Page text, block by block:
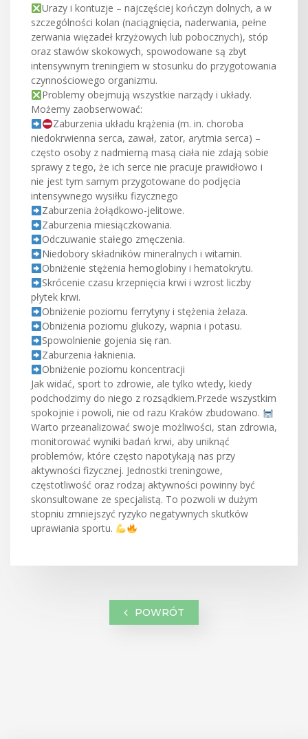
Urazy i kontuzje – najczęściej kończyn dolnych, a w
szczególności kolan (naciągnięcia, naderwania, pełne
zerwania więzadeł krzyżowych lub pobocznych), stóp
oraz stawów skokowych, spowodowane są zbyt
intensywnym treningiem w stosunku do przygotowania
czynnościowego organizmu.
Problemy obejmują wszystkie narządy i układy.
Możemy zaobserwować:
Zaburzenia układu krążenia (m. in. choroba
niedokrwienna serca, zawał, zator, arytmia serca) –
często osoby z nadmierną masą ciała nie zdają sobie
sprawy z tego, że ich serce nie pracuje prawidłowo i
nie jest tym samym przygotowane do podjęcia
intensywnego wysiłku fizycznego
Zaburzenia żołądkowo-jelitowe.
Zaburzenia miesiączkowania.
Odczuwanie stałego zmęczenia.
Niedobory składników mineralnych i witamin.
Obniżenie stężenia hemoglobiny i hematokrytu.
Skrócenie czasu krzepnięcia krwi i wzrost liczby
płytek krwi.
Obniżenie poziomu ferrytyny i stężenia żelaza.
Obniżenia poziomu glukozy, wapnia i potasu.
Spowolnienie gojenia się ran.
Zaburzenia łaknienia.
Obniżenie poziomu koncentracji
Jak widać, sport to zdrowie, ale tylko wtedy, kiedy
podchodzimy do niego z rozsądkiem.Przede wszystkim
spokojnie i powoli, nie od razu Kraków zbudowano.
Warto przeanalizować swoje możliwości, stan zdrowia,
monitorować wyniki badań krwi, aby uniknąć
problemów, które często napotykają nas przy
aktywności fizycznej. Jednostki treningowe,
częstotliwość oraz rodzaj aktywności powinny być
skonsultowane ze specjalistą. To pozwoli w dużym
stopniu zmniejszyć ryzyko negatywnych skutków
uprawiania sportu.
POWRÓT